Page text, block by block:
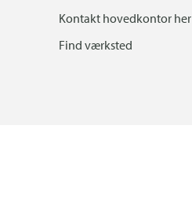
Kontakt hovedkontor her
Find værksted